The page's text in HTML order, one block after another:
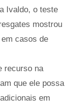
Ivaldo, o teste
mostrou
casos de
recurso na
que ele possa
em